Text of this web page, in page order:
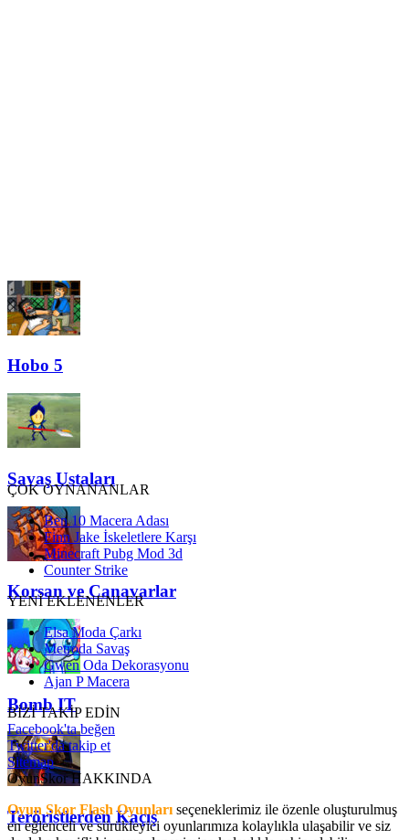
Hobo 5
Savaş Ustaları
Korsan ve Canavarlar
Bomb IT
Teröristlerden Kaçış
ÇOK OYNANANLAR
Ben 10 Macera Adası
Finn Jake İskeletlere Karşı
Minecraft Pubg Mod 3d
Counter Strike
YENİ EKLENENLER
Elsa Moda Çarkı
Metroda Savaş
Gwen Oda Dekorasyonu
Ajan P Macera
BİZİ TAKİP EDİN
Facebook'ta beğen
Twitter'da takip et
Sitemap
OyunSkor HAKKINDA
Oyun Skor Flash Oyunları seçeneklerimiz ile özenle oluşturulmuş
en eğlenceli ve sürükleyici oyunlarımıza kolaylıkla ulaşabilir ve siz